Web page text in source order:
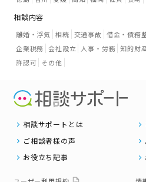
相談内容
離婚・浮気 相続 交通事故 借金・債務
企業税務 会社設立 人事・労務 知的財
許認可 その他
相談サポートとは
ご相談者様の声
お役立ち記事